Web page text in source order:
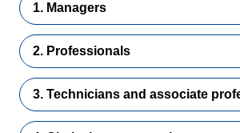
1. Managers
2. Professionals
3. Technicians and associate